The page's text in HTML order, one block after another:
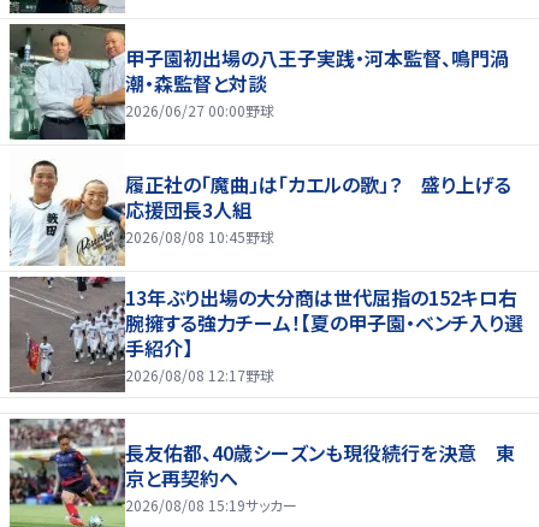
甲子園初出場の八王子実践・河本監督、鳴門渦
潮・森監督と対談
2026/06/27 00:00野球
履正社の「魔曲」は「カエルの歌」？ 盛り上げる
応援団長3人組
2026/08/08 10:45野球
13年ぶり出場の大分商は世代屈指の152キロ右
腕擁する強力チーム！【夏の甲子園・ベンチ入り選
手紹介】
2026/08/08 12:17野球
長友佑都、40歳シーズンも現役続行を決意 東
京と再契約へ
2026/08/08 15:19サッカー